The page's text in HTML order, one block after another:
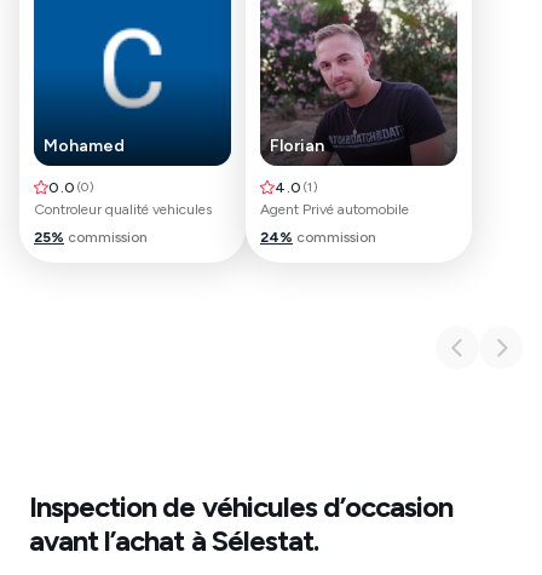
Mohamed
0.0 (0)
Controleur qualité vehicules
25% commission
Florian
4.0 (1)
Agent Privé automobile
24% commission
Inspection de véhicules d’occasion
avant l’achat àSélestat.